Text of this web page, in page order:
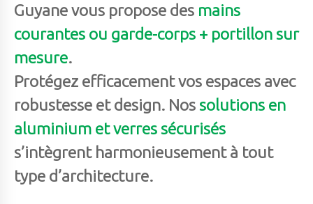
Guyane vous propose des mains
courantes ou garde-corps + portillon sur
mesure.
Protégez efficacement vos espaces avec
robustesse et design. Nos solutions en
aluminium et verres sécurisés
s’intègrent harmonieusement à tout
type d’architecture.